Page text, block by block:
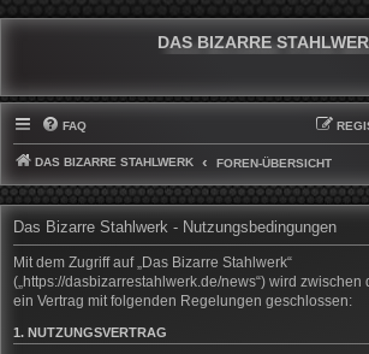
DAS BIZARRE
FAQ
DAS BIZARRE STAHLWERK FOREN-ÜBERSICHT
Das Bizarre Stahlwerk - Nutzungsbedingungen
Mit dem Zugriff auf „Das Bizarre Stahlwerk“
(„https://dasbizarrestahlwerk.de/news“) wird
ein Vertrag mit folgenden Regelungen geschlossen:
1. NUTZUNGSVERTRAG